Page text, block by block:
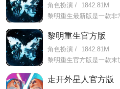
角色扮演 /
1842.81M
黎明重生官方版
角色扮演 /
1842.81M
走开外星人官方版